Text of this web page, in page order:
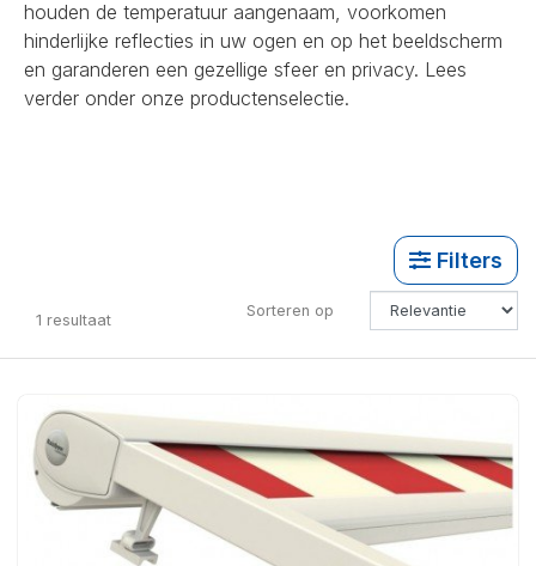
houden de temperatuur aangenaam, voorkomen
hinderlijke reflecties in uw ogen en op het beeldscherm
en garanderen een gezellige sfeer en privacy. Lees
verder onder onze productenselectie.
Filters
1 resultaat Sorteren op